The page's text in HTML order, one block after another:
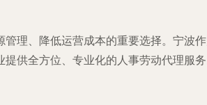
理、降低运营成本的重要选择。宁波
供全方位、专业化的人事劳动代理服务